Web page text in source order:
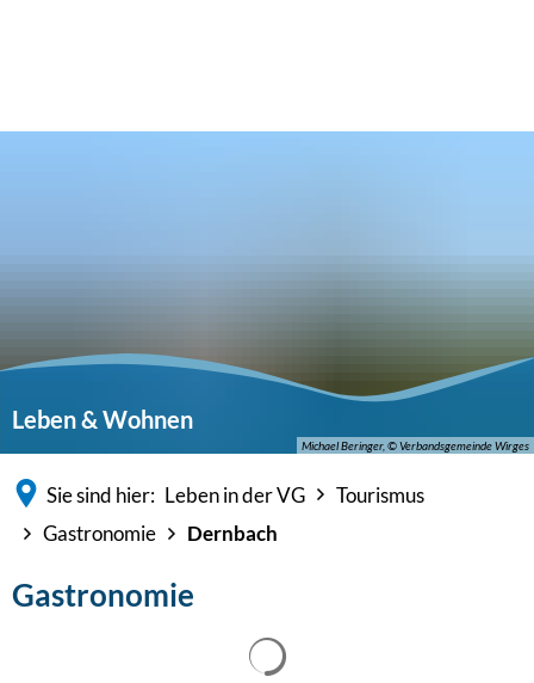
Michael Beringer, © Verbandsgemeinde Wirges
Leben & Wohnen
Sie sind hier: Leben in der VG
Tourismus
Gastronomie
Dernbach
Gastronomie